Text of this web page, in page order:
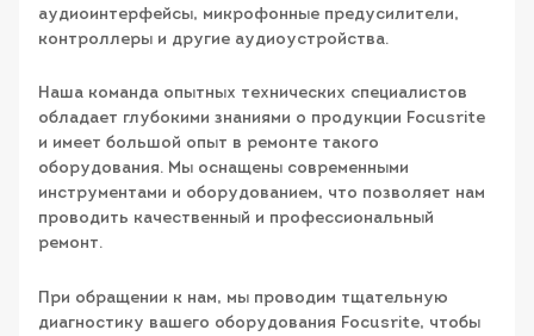
аудиоинтерфейсы, микрофонные предусилители,
контроллеры и другие аудиоустройства.
Наша команда опытных технических специалистов
обладает глубокими знаниями о продукции Focusrite
и имеет большой опыт в ремонте такого
оборудования. Мы оснащены современными
инструментами и оборудованием, что позволяет нам
проводить качественный и профессиональный
ремонт.
При обращении к нам, мы проводим тщательную
диагностику вашего оборудования Focusrite, чтобы